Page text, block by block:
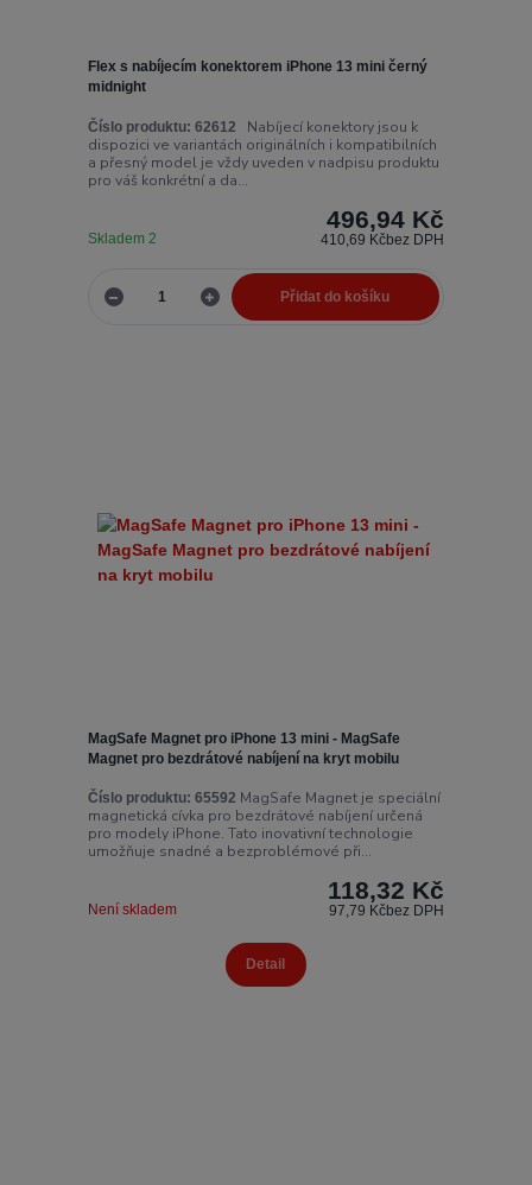
Flex s nabíjecím konektorem iPhone 13 mini černý
midnight
Číslo produktu: 62612
Nabíjecí konektory jsou k
dispozici ve variantách originálních i kompatibilních
a přesný model je vždy uveden v nadpisu produktu
pro váš konkrétní a da...
496,94 Kč
410,69 Kčbez DPH
Skladem 2
Přidat do košíku
MagSafe Magnet pro iPhone 13 mini - MagSafe
Magnet pro bezdrátové nabíjení na kryt mobilu
Číslo produktu: 65592 MagSafe Magnet je speciální
magnetická cívka pro bezdrátové nabíjení určená
pro modely iPhone. Tato inovativní technologie
umožňuje snadné a bezproblémové při...
118,32 Kč
97,79 Kčbez DPH
Není skladem
Detail